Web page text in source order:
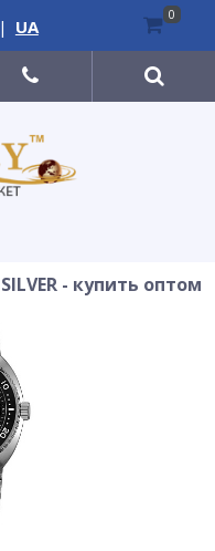
- купить оптом
| UA
0